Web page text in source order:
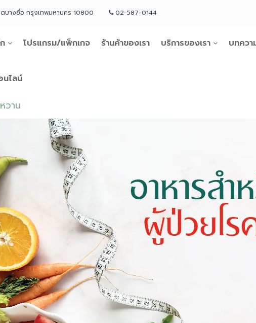
บางซื่อ กรุงเทพมหานคร 10800 02-587-0144
โปรแกรม/แพ็กเกจ ร้านค้าของเรา บริการของเรา บทควา
นไลน์
วาน